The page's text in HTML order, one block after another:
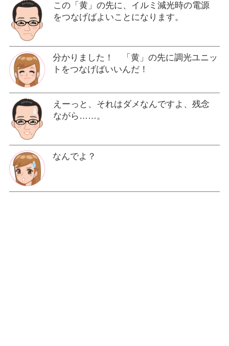
この「黄」の先に、イルミ減光時の電源
をつなげばよいことになります。
分かりました！ 「黄」の先に調光ユニッ
トをつなげばいいんだ！
えーっと、それはダメなんですよ、残念
ながら……。
なんでよ？